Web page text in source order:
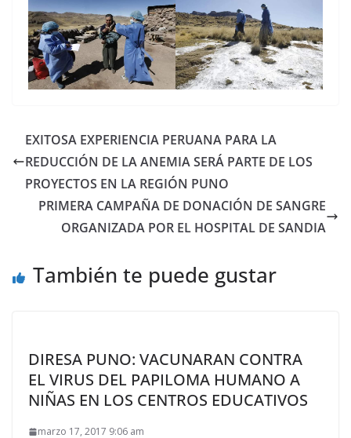
EXITOSA EXPERIENCIA PERUANA PARA LA
REDUCCIÓN DE LA ANEMIA SERÁ PARTE DE LOS
PROYECTOS EN LA REGIÓN PUNO
PRIMERA CAMPAÑA DE DONACIÓN DE SANGRE
ORGANIZADA POR EL HOSPITAL DE SANDIA
También te puede gustar
DIRESA PUNO: VACUNARAN CONTRA
EL VIRUS DEL PAPILOMA HUMANO A
NIÑAS EN LOS CENTROS EDUCATIVOS
marzo 17, 2017 9:06 am